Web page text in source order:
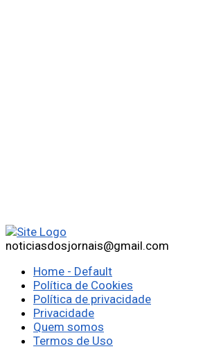
noticiasdosjornais@gmail.com
Home - Default
Política de Cookies
Política de privacidade
Privacidade
Quem somos
Termos de Uso